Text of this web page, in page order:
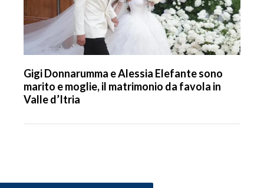
Gigi Donnarumma e Alessia Elefante sono
marito e moglie, il matrimonio da favola in
Valle d’Itria